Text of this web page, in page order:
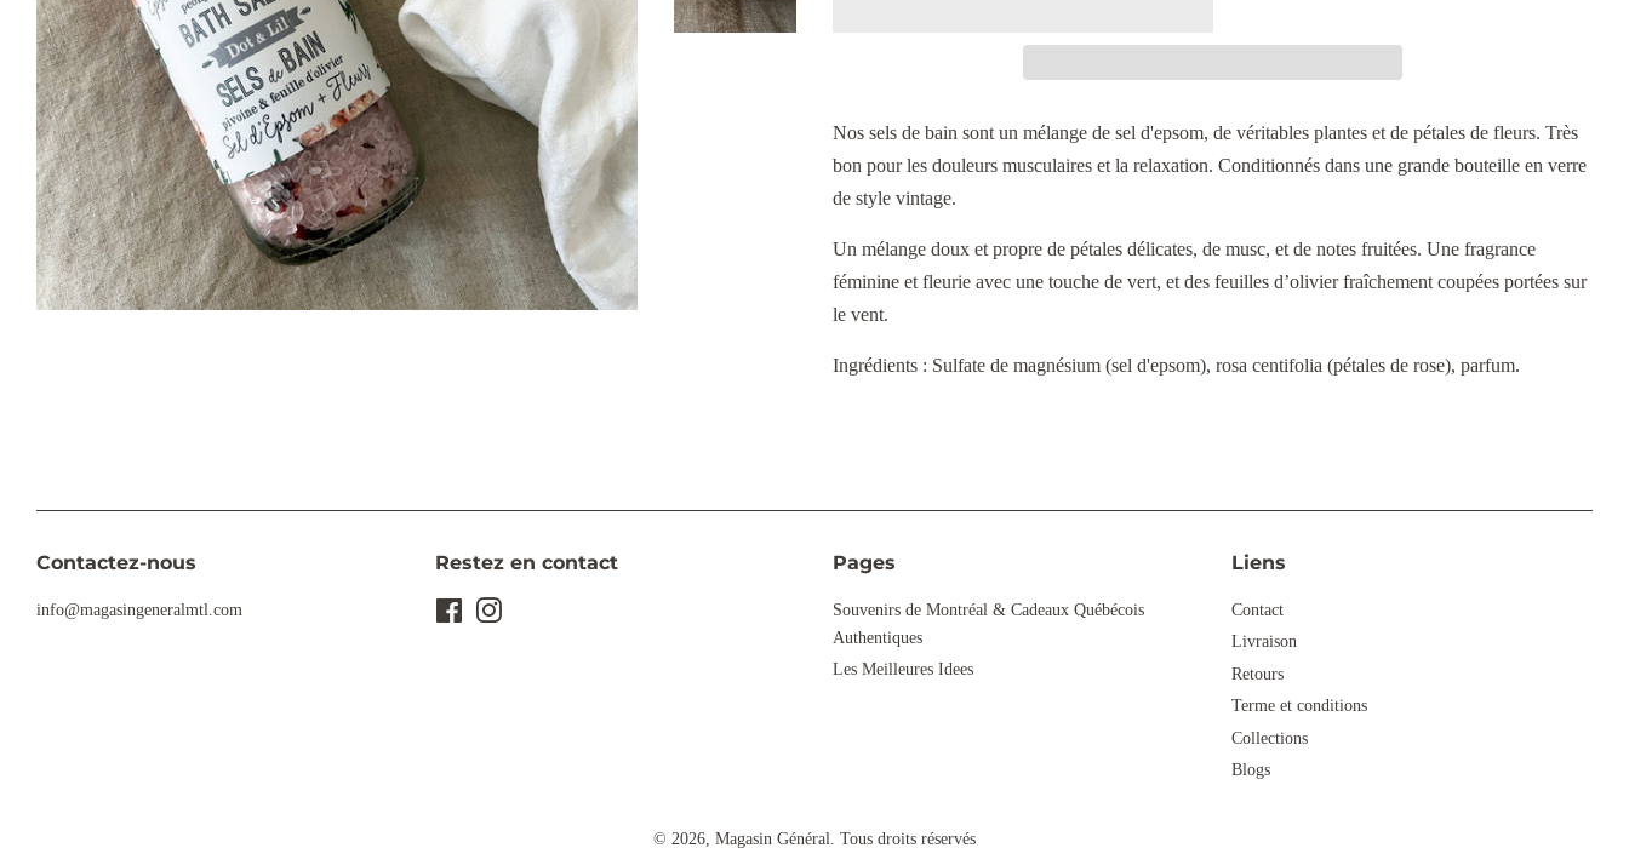
Nos sels de bain sont un mélange de sel d'epsom, de véritables plantes et de pétales de fleurs. Très
bon pour les douleurs musculaires et la relaxation. Conditionnés dans une grande bouteille en verre
de style vintage.
Un mélange doux et propre de pétales délicates, de musc, et de notes fruitées. Une fragrance
féminine et fleurie avec une touche de vert, et des feuilles d’olivier fraîchement coupées portées sur
le vent.
Ingrédients : Sulfate de magnésium (sel d'epsom), rosa centifolia (pétales de rose), parfum.
Contactez-nous
info@magasingeneralmtl.com
Restez en contact
FacebookInstagram
Pages
Souvenirs de Montréal & Cadeaux Québécois
Authentiques
Les Meilleures Idees
Liens
Contact
Livraison
Retours
Terme et conditions
Collections
Blogs
© 2026, Magasin Général. Tous droits réservés